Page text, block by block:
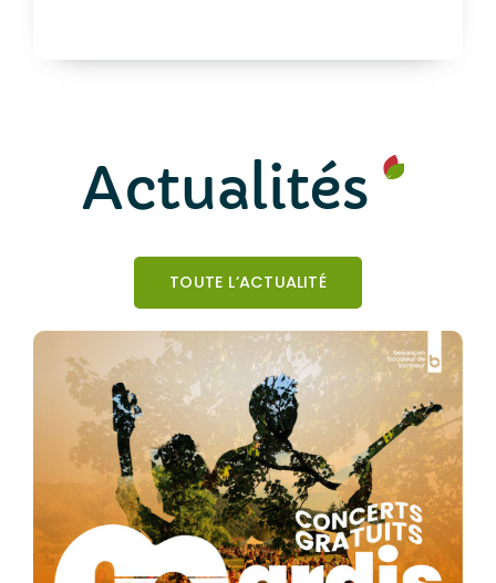
Actualités
TOUTE L’ACTUALITÉ